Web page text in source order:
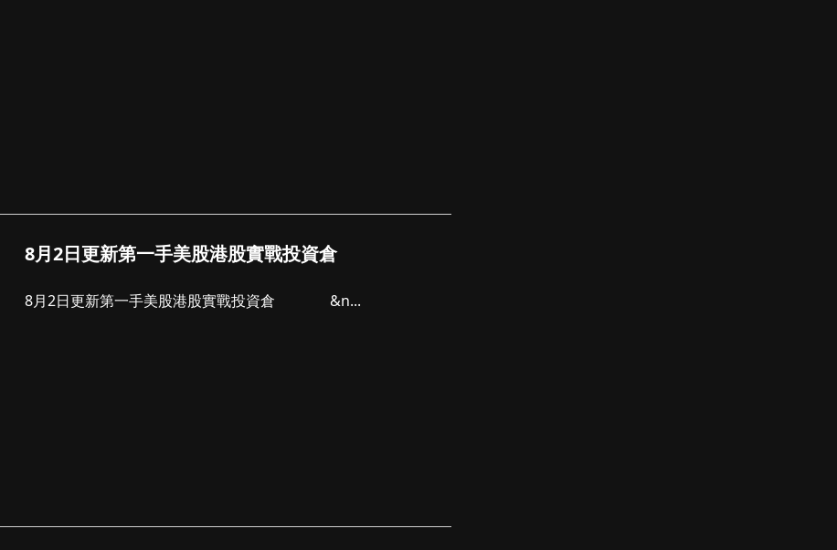
8月2日更新第一手美股港股實戰投資倉
8月2日更新第一手美股港股實戰投資倉 &n...